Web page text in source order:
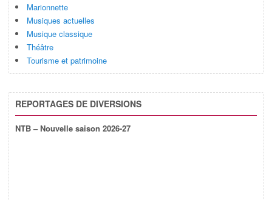
Marionnette
Musiques actuelles
Musique classique
Théâtre
Tourisme et patrimoine
REPORTAGES DE DIVERSIONS
NTB – Nouvelle saison 2026-27